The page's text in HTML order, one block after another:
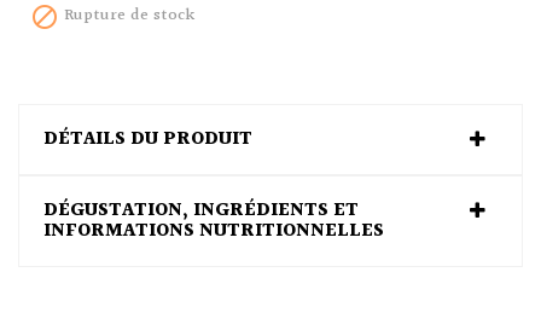
 Rupture de stock
DÉTAILS DU PRODUIT
DÉGUSTATION, INGRÉDIENTS ET
INFORMATIONS NUTRITIONNELLES